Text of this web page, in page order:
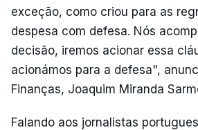
exceção, como criou para as
despesa com defesa. Nós
decisão, iremos acionar essa
acionámos para a defesa",
Finanças, Joaquim Miranda
Falando aos jornalistas